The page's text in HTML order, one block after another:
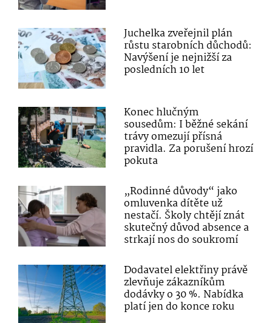
Juchelka zveřejnil plán
růstu starobních důchodů:
Navýšení je nejnižší za
posledních 10 let
Konec hlučným
sousedům: I běžné sekání
trávy omezují přísná
pravidla. Za porušení hrozí
pokuta
„Rodinné důvody“ jako
omluvenka dítěte už
nestačí. Školy chtějí znát
skutečný důvod absence a
strkají nos do soukromí
Dodavatel elektřiny právě
zlevňuje zákazníkům
dodávky o 30 %. Nabídka
platí jen do konce roku